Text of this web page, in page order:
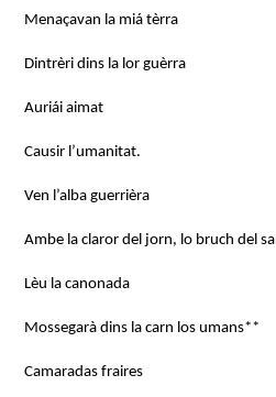
Menaçavan la miá tèrra
Dintrèri dins la lor guèrra
Auriái aimat
Causir l’umanitat.
Ven l’alba guerrièra
Ambe la claror del jorn, lo bruch del
Lèu la canonada
Mossegarà dins la carn los umans**
Camaradas fraires